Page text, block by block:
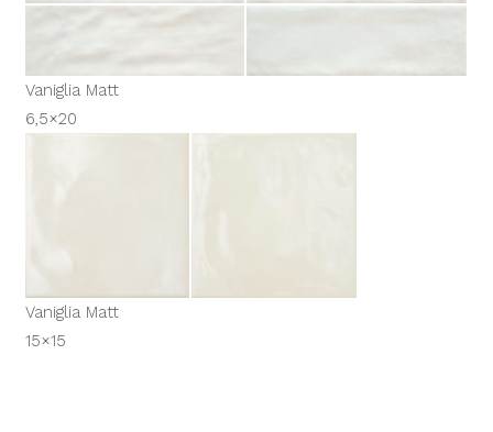
Vaniglia Matt
6,5×20
Vaniglia Matt
15×15